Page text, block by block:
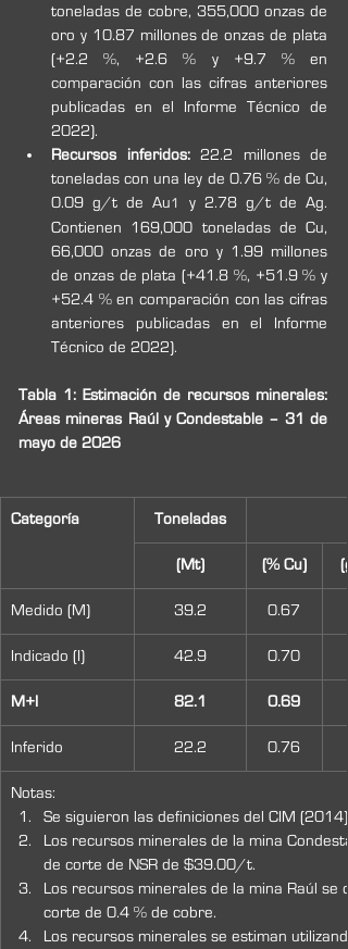
toneladas de cobre, 355,000 onzas de
oro y 10.87 millones de onzas de plata
(+2.2 %, +2.6 % y +9.7 % en
comparación con las cifras anteriores
publicadas en el Informe Técnico de
2022).
Recursos inferidos: 22.2 millones de
toneladas con una ley de 0.76 % de Cu,
0.09 g/t de Au1
y 2.78 g/t de Ag.
Contienen 169,000 toneladas de Cu,
66,000 onzas de oro y 1.99 millones
de onzas de plata (+41.8 %, +51.9 % y
+52.4 % en comparación con las cifras
anteriores publicadas en el Informe
Técnico de 2022).
Tabla 1: Estimación de recursos minerales:
Áreas mineras Raúl y Condestable – 31 de
mayo de 2026
Categoría Toneladas
(Mt) (% Cu)
Medido (M) 39.2 0.67
Indicado (I) 42.9 0.70
M+I 82.1 0.69
Inferido 22.2 0.76
Notas:
Se siguieron las definiciones del CIM
Los recursos minerales de la mina
de corte de NSR de $39.00/t.
Los recursos minerales de la mina Raúl
corte de 0.4 % de cobre.
Los recursos minerales se estiman